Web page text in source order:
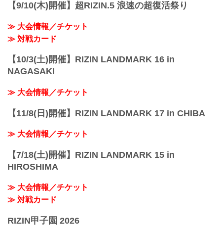
【9/10(木)開催】超RIZIN.5 浪速の超復活祭り
≫ 大会情報／チケット
≫ 対戦カード
【10/3(土)開催】RIZIN LANDMARK 16 in
NAGASAKI
≫ 大会情報／チケット
【11/8(日)開催】RIZIN LANDMARK 17 in CHIBA
≫ 大会情報／チケット
【7/18(土)開催】RIZIN LANDMARK 15 in
HIROSHIMA
≫ 大会情報／チケット
≫ 対戦カード
RIZIN甲子園 2026